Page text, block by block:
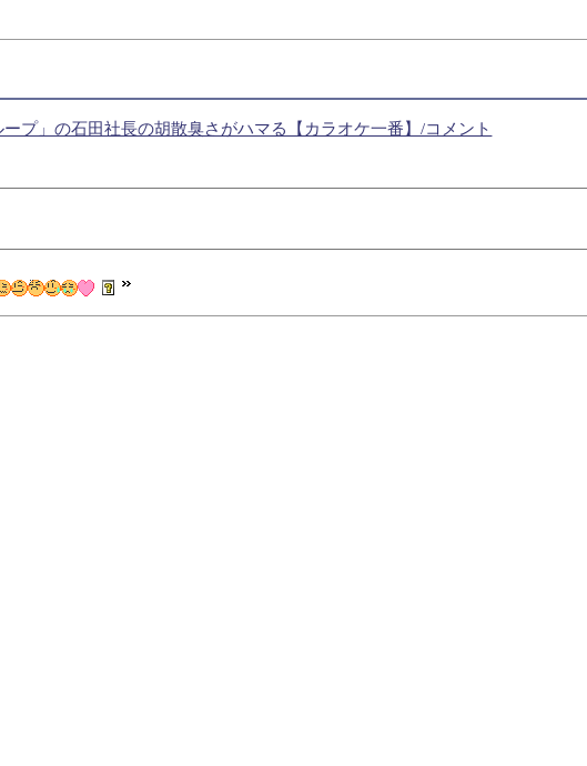
ープ」の石田社長の胡散臭さがハマる【カラオケ一番】/コメント